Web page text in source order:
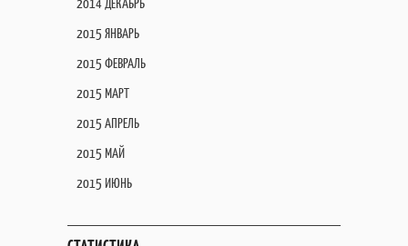
2015 ЯНВАРЬ
2015 ФЕВРАЛЬ
2015 МАРТ
2015 АПРЕЛЬ
2015 МАЙ
2015 ИЮНЬ